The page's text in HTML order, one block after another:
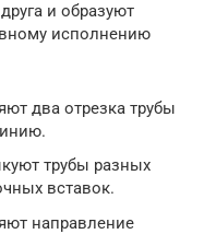
и образуют
исполнению
два отрезка трубы
трубы разных
вставок.
направление